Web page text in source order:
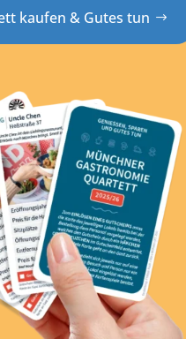
kaufen & Gutes tun